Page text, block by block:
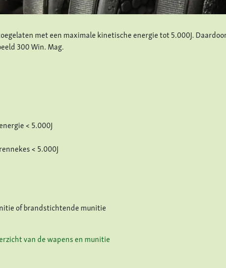
met een maximale kinetische energie tot 5.000J.
300 Win. Mag.
< 5.000J
< 5.000J
of brandstichtende munitie
van de wapens en munitie